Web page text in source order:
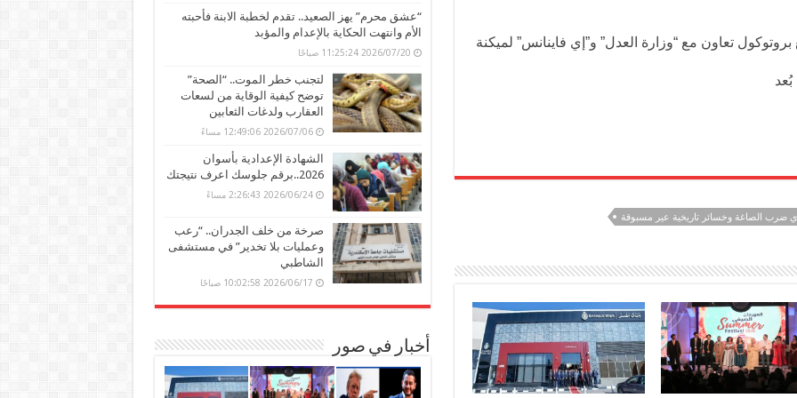
تعاون مع “وزارة العدل” و”إي فاينانس” لميكنة
ضرب الصاغة وخسائر تاريخية عير مسبوقة
“عشق محرم” يهز الصعيد.. تقدم لخطبة الابنة فأحبته
الأم وانتهت الحكاية بالإعدام والمؤبد
2026/07/20 11:25:24 صباحًا
لتجنب خطر الموت.. “الصحة”
توضح كيفية الوقاية من لسعات
العقارب ولدغات الثعابين
2026/07/06 12:49:06 مساءً
الشهادة الإعدادية بأسوان
2026..برقم جلوسك اعرف نتيجتك
2026/06/24 2:26:43 مساءً
صرخة من خلف الجدران.. “رعب
وعمليات بلا تخدير” في مستشفى
الشاطبي
2026/06/17 10:02:58 صباحًا
أخبار في صور